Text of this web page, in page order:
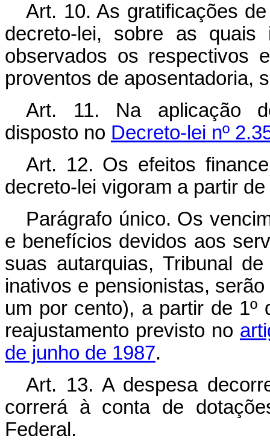
Art. 10. As gratificações
decreto-lei, sobre as quais
observados os respectivos
proventos de aposentadoria,
Art. 11. Na aplicação
disposto no Decreto-lei nº
Art. 12. Os efeitos
decreto-lei vigoram a partir
Parágrafo único. Os
e benefícios devidos aos
suas autarquias, Tribunal
inativos e pensionistas,
um por cento), a partir de
reajustamento previsto no
de junho de 1987.
Art. 13. A despesa
correrá à conta de
Federal.